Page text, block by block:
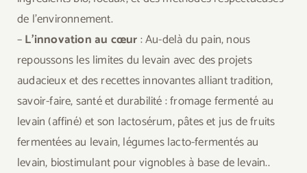
de l’environnement.
–L’innovation au cœur: Au-delà du pain, nous
repoussons les limites du levain avec des projets
audacieux et des recettes innovantes alliant tradition,
savoir-faire, santé et durabilité : fromage fermenté au
levain (affiné) et son lactosérum, pâtes et jus de fruits
fermentées au levain, légumes lacto-fermentés au
levain, biostimulant pour vignobles à base de levain..